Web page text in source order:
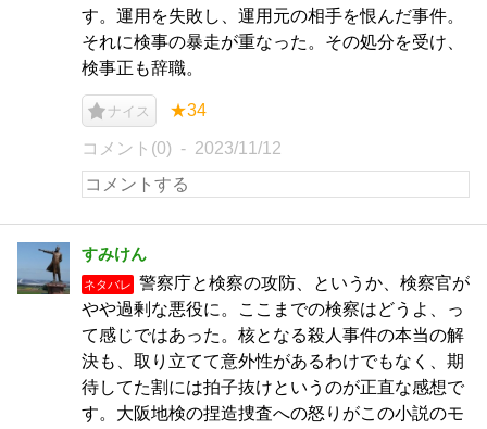
す。運用を失敗し、運用元の相手を恨んだ事件。
それに検事の暴走が重なった。その処分を受け、
検事正も辞職。
ナイス ★34
コメント(0) 2023/11/12
すみけん
ネタバレ
警察庁と検察の攻防、というか、検察官が
やや過剰な悪役に。ここまでの検察はどうよ、っ
て感じではあった。核となる殺人事件の本当の解
決も、取り立てて意外性があるわけでもなく、期
待してた割には拍子抜けというのが正直な感想で
す。大阪地検の捏造捜査への怒りがこの小説のモ